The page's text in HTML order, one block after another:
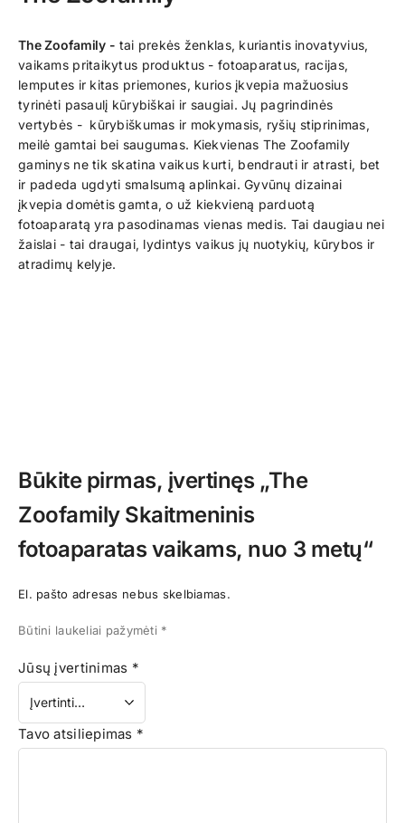
The Zoofamily - tai prekės ženklas, kuriantis inovatyvius,
vaikams pritaikytus produktus - fotoaparatus, racijas,
lemputes ir kitas priemones, kurios įkvepia mažuosius
tyrinėti pasaulį kūrybiškai ir saugiai. Jų pagrindinės
vertybės - kūrybiškumas ir mokymasis, ryšių stiprinimas,
meilė gamtai bei saugumas. Kiekvienas The Zoofamily
gaminys ne tik skatina vaikus kurti, bendrauti ir atrasti, bet
ir padeda ugdyti smalsumą aplinkai. Gyvūnų dizainai
įkvepia domėtis gamta, o už kiekvieną parduotą
fotoaparatą yra pasodinamas vienas medis. Tai daugiau nei
žaislai - tai draugai, lydintys vaikus jų nuotykių, kūrybos ir
atradimų kelyje.
Būkite pirmas, įvertinęs „The
Zoofamily Skaitmeninis
fotoaparatas vaikams, nuo 3 metų“
El. pašto adresas nebus skelbiamas.
Būtini laukeliai pažymėti *
Jūsų įvertinimas *
Tavo atsiliepimas *